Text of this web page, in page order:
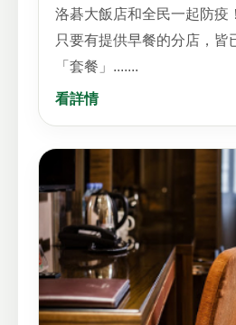
洛碁大飯店和全民一起防疫
只要有提供早餐的分店，皆
「套餐」.......
看詳情